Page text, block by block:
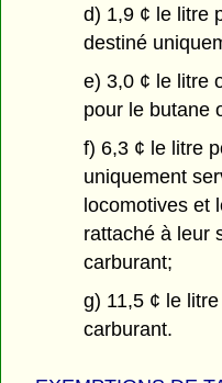
d) 1,9 ¢ le litre
destiné
e) 3,0 ¢ le litre
pour le butane
f) 6,3 ¢ le litre
uniquement
locomotives et
rattaché à leur
carburant;
g) 11,5 ¢ le
carburant.